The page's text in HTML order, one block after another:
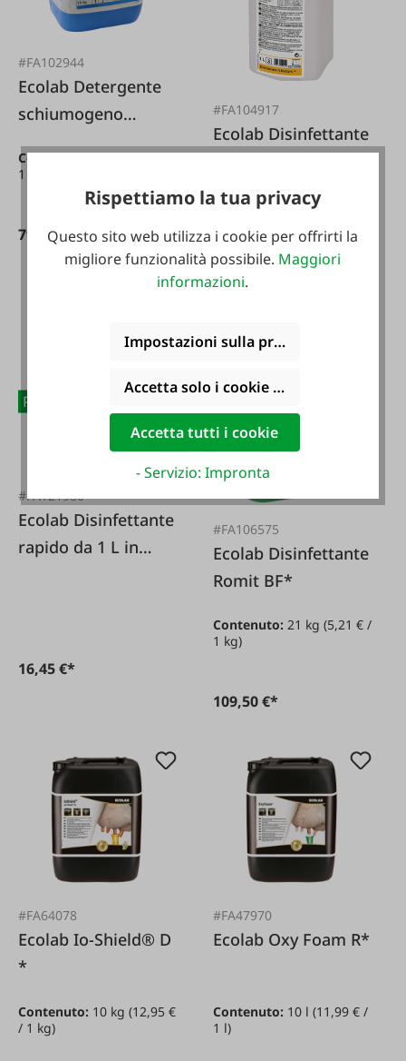
#FA102944
Ecolab Detergente
schiumogeno
TOPAZ MD3 12 kg *
Contenuto:12 kg(6,66 € /
1 kg)
79,95 €*
#FA104917
Ecolab Disinfettante
Manodes *
18,95 €*
Punti:
#FA121980
Ecolab Disinfettante
rapido da 1 L in
16,45 €*
#FA106575
Ecolab Disinfettante
Romit BF*
Contenuto:21 kg(5,21 € /
1 kg)
109,50 €*
#FA64078
Ecolab Io-Shield® D
*
Contenuto: 10 kg (12,95 €
/ 1 kg)
#FA47970
Ecolab Oxy Foam R*
Contenuto: 10 l(11,99 € /
1 l)
Rispettiamo la tua privacy
Questo sito web utilizza i cookie per offrirti la
migliore funzionalità possibile. Maggiori
informazioni.
Impostazioni sulla privacy
Accetta solo i cookie funzionali
Accetta tutti i cookie
- Servizio: Impronta